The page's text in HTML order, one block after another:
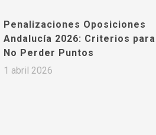
Penalizaciones Oposiciones
Andalucía 2026: Criterios para
No Perder Puntos
1 abril 2026